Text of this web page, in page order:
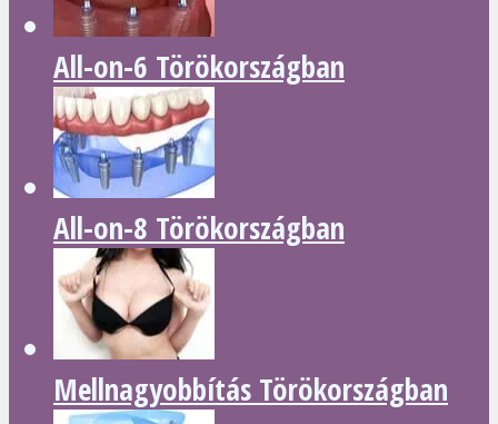
All-on-6 Törökországban
All-on-8 Törökországban
Mellnagyobbítás Törökországban